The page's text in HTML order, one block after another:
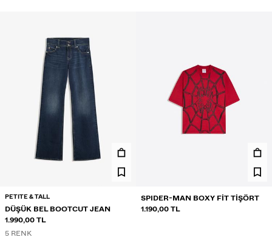
PETITE & TALL
DÜŞÜK BEL BOOTCUT JEAN
1.990,00 TL
5 RENK
SPIDER-MAN BOXY FIT TIŞÖRT
1.190,00 TL